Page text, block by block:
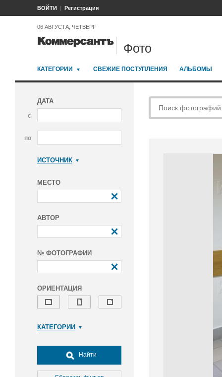
ВОЙТИ Регистрация
06 АВГУСТА, ЧЕТВЕРГ
Фото
КАТЕГОРИИ СВЕЖИЕ ПОСТУПЛЕНИЯ АЛЬБОМЫ
ДАТА
с
по
ИСТОЧНИК
МЕСТО
АВТОР
№ ФОТОГРАФИИ
ОРИЕНТАЦИЯ
КАТЕГОРИИ
Досуг, туризм и отдых
Культура
Найти